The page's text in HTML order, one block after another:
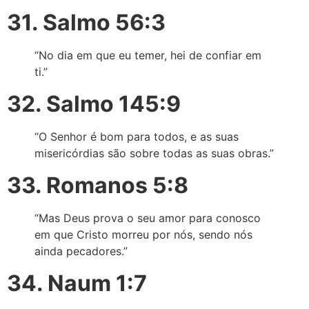
31. Salmo 56:3
“No dia em que eu temer, hei de confiar em
ti.”
32. Salmo 145:9
“O Senhor é bom para todos, e as suas
misericórdias são sobre todas as suas obras.”
33. Romanos 5:8
“Mas Deus prova o seu amor para conosco
em que Cristo morreu por nós, sendo nós
ainda pecadores.”
34. Naum 1:7